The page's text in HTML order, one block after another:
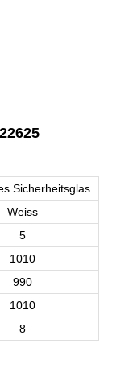
Sicherheitsglas
Weiss
5
1010
990
1010
8